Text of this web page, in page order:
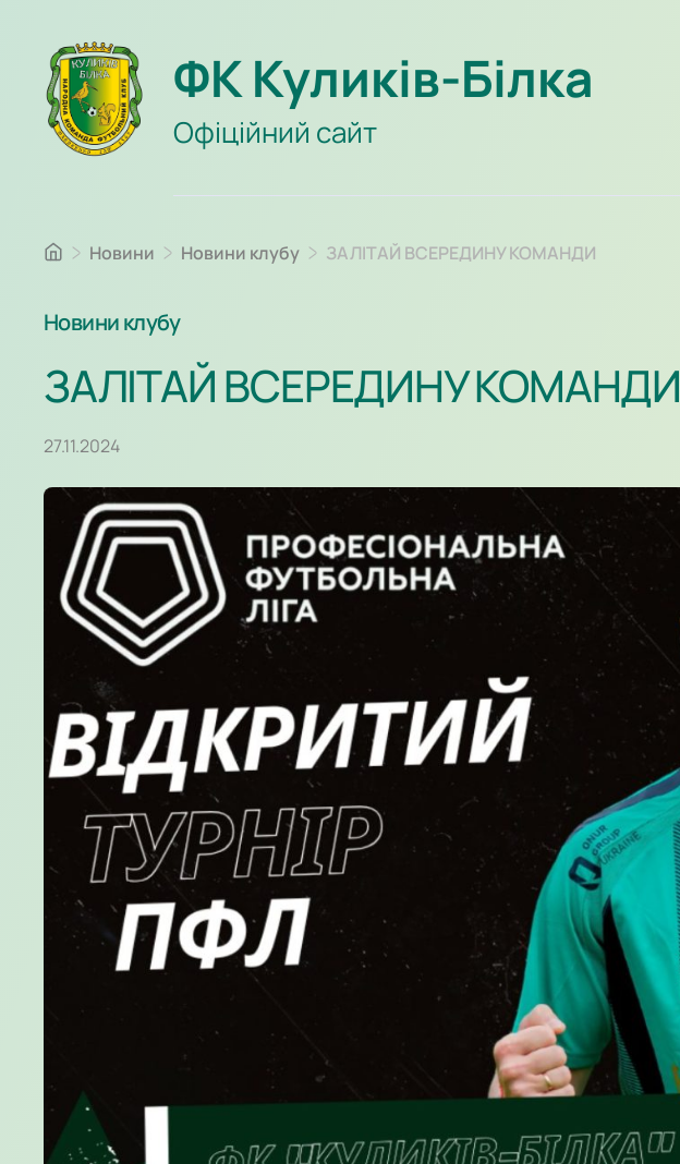
ФК Куликів-Білка
Офіційний сайт
Новини Новини клубу ЗАЛІТАЙ ВСЕРЕДИНУ КОМАНДИ
Новини клубу
ЗАЛІТАЙ ВСЕРЕДИНУ КОМАНДИ
27.11.2024